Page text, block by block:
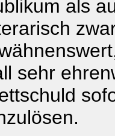
als
sehr